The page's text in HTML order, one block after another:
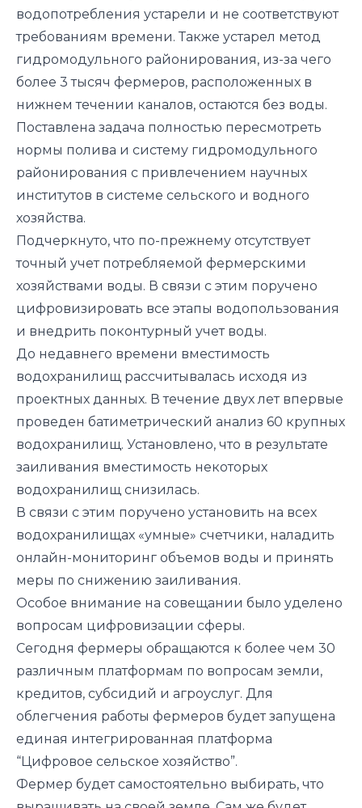
водопотребления устарели и не соответствуют
требованиям времени. Также устарел метод
гидромодульного районирования, из-за чего
более 3 тысяч фермеров, расположенных в
нижнем течении каналов, остаются без воды.
Поставлена задача полностью пересмотреть
нормы полива и систему гидромодульного
районирования с привлечением научных
институтов в системе сельского и водного
хозяйства.
Подчеркнуто, что по-прежнему отсутствует
точный учет потребляемой фермерскими
хозяйствами воды. В связи с этим поручено
цифровизировать все этапы водопользования
и внедрить поконтурный учет воды.
До недавнего времени вместимость
водохранилищ рассчитывалась исходя из
проектных данных. В течение двух лет впервые
проведен батиметрический анализ 60 крупных
водохранилищ. Установлено, что в результате
заиливания вместимость некоторых
водохранилищ снизилась.
В связи с этим поручено установить на всех
водохранилищах «умные» счетчики, наладить
онлайн-мониторинг объемов воды и принять
меры по снижению заиливания.
Особое внимание на совещании было уделено
вопросам цифровизации сферы.
Сегодня фермеры обращаются к более чем 30
различным платформам по вопросам земли,
кредитов, субсидий и агроуслуг. Для
облегчения работы фермеров будет запущена
единая интегрированная платформа
“Цифровое сельское хозяйство”.
Фермер будет самостоятельно выбирать, что